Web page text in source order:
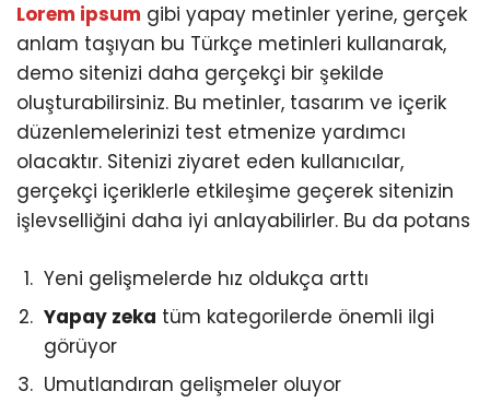
Lorem ipsum gibi yapay metinler yerine, gerçek
anlam taşıyan bu Türkçe metinleri kullanarak,
demo sitenizi daha gerçekçi bir şekilde
oluşturabilirsiniz. Bu metinler, tasarım ve içerik
düzenlemelerinizi test etmenize yardımcı
olacaktır. Sitenizi ziyaret eden kullanıcılar,
gerçekçi içeriklerle etkileşime geçerek sitenizin
işlevselliğini daha iyi anlayabilirler. Bu da potans
Yeni gelişmelerde hız oldukça arttı
Yapay zeka tüm kategorilerde önemli ilgi
görüyor
Umutlandıran gelişmeler oluyor